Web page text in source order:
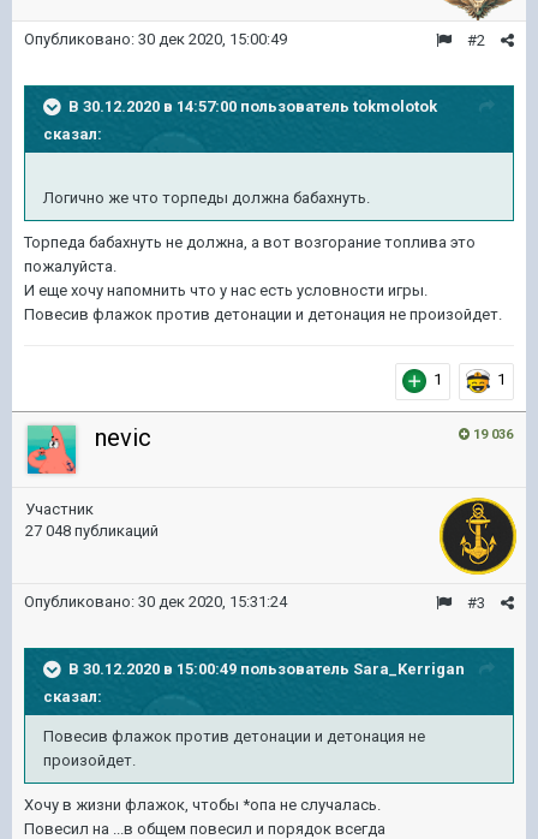
#2
Опубликовано: 30 дек 2020, 15:00:49
В 30.12.2020 в 14:57:00 пользователь tokmolotok
сказал:
Логично же что торпеды должна бабахнуть.
Торпеда бабахнуть не должна, а вот возгорание топлива это
пожалуйста.
И еще хочу напомнить что у нас есть условности игры.
Повесив флажок против детонации и детонация не произойдет.
1 1
19 036
nevic
Участник
27 048 публикаций
#3
Опубликовано: 30 дек 2020, 15:31:24
В 30.12.2020 в 15:00:49 пользователь Sara_Kerrigan
сказал:
Повесив флажок против детонации и детонация не
произойдет.
Хочу в жизни флажок, чтобы *опа не случалась.
Повесил на ...в общем повесил и порядок всегда